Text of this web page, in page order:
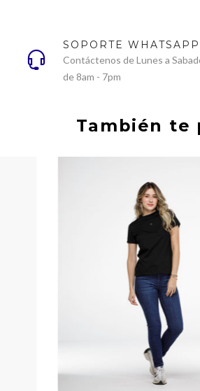
SOPORTE WHATSAPP
Contáctenos de Lunes a
de 8am - 7pm
También te